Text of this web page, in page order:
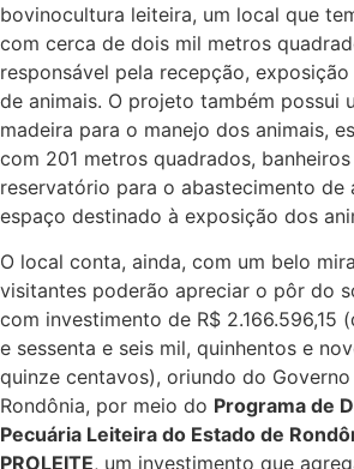
bovinocultura leiteira, um local que
com cerca de dois mil metros
responsável pela recepção,
de animais. O projeto também possui
madeira para o manejo dos animais,
com 201 metros quadrados,
reservatório para o abastecimento de
espaço destinado à exposição dos
O local conta, ainda, com um belo
visitantes poderão apreciar o pôr do
com investimento de R$ 2.166.596,15
e sessenta e seis mil, quinhentos e
quinze centavos), oriundo do
Rondônia, por meio do Programa de
Pecuária Leiteira do Estado de
PROLEITE, um investimento que